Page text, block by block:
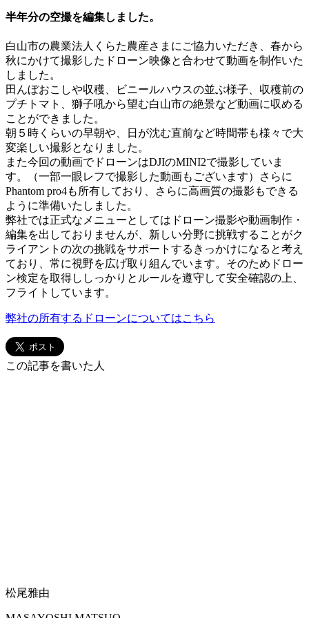
半年分の空撮を編集しました。
白山市の農業法人くらた農産さまにご協力いただき、春から
秋にかけて撮影したドローン映像と合わせて動画を制作いた
しました。
田んぼおこしや収穫、ビニールハウスの並ぶ様子、収穫前の
プチトマト、獅子吼から望む白山市の絶景など動画に収める
ことができました。
朝５時くらいの早朝や、日が沈む直前など時間帯も様々で大
変楽しい撮影となりました。
また今回の動画でドローンはDJIのMINI2で撮影していま
す。（一部一眼レフで撮影した動画もございます）さらに
Phantom pro4も所有しており、さらに高画質の撮影もできる
ように準備いたしました。
弊社では正式なメニューとしてはドローン撮影や動画制作・
編集を出しておりませんが、新しい分野に挑戦することがク
ライアントの次の挑戦をサポートするきっかけになると考え
ており、常に視野を広げ取り組んでいます。そのためドロー
ン検定を取得ししっかりとルールを遵守して安全確認の上、
フライトしています。
弊社の所有するドローンについてはこちら
この記事を書いた人
松尾雅由